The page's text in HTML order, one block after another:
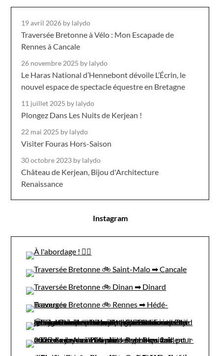
19 avril 2026 by lalydo
Traversée Bretonne à Vélo : Mon Escapade de
Rennes à Cancale
26 novembre 2025 by lalydo
Le Haras National d’Hennebont dévoile L’Écrin, le
nouvel espace de spectacle équestre en Bretagne
11 juillet 2025 by lalydo
Plongez Dans Les Nuits de Kerjean !
22 mai 2025 by lalydo
Visiter Fouras Hors-Saison
30 octobre 2023 by lalydo
Château de Kerjean, Bijou d'Architecture
Renaissance
Instagram